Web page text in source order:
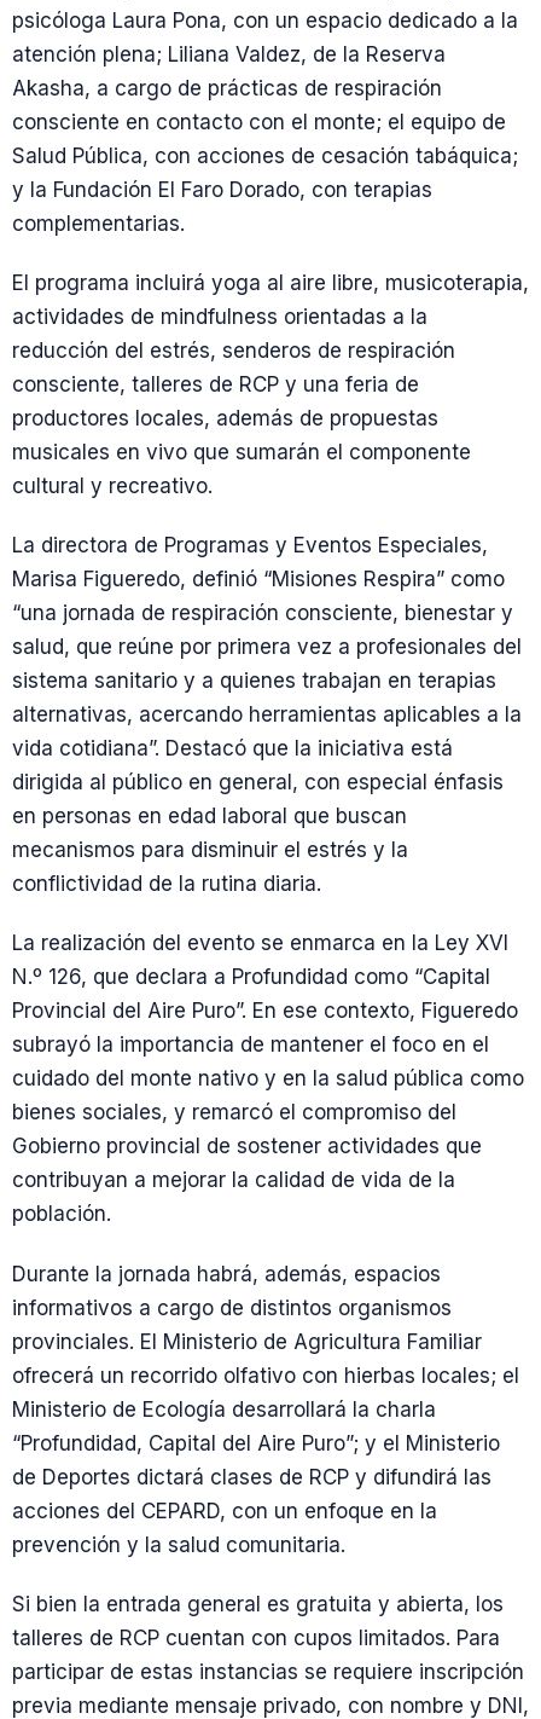
psicóloga Laura Pona, con un espacio dedicado a la
atención plena; Liliana Valdez, de la Reserva
Akasha, a cargo de prácticas de respiración
consciente en contacto con el monte; el equipo de
Salud Pública, con acciones de cesación tabáquica;
y la Fundación El Faro Dorado, con terapias
complementarias.
El programa incluirá yoga al aire libre, musicoterapia,
actividades de mindfulness orientadas a la
reducción del estrés, senderos de respiración
consciente, talleres de RCP y una feria de
productores locales, además de propuestas
musicales en vivo que sumarán el componente
cultural y recreativo.
La directora de Programas y Eventos Especiales,
Marisa Figueredo, definió “Misiones Respira” como
“una jornada de respiración consciente, bienestar y
salud, que reúne por primera vez a profesionales del
sistema sanitario y a quienes trabajan en terapias
alternativas, acercando herramientas aplicables a la
vida cotidiana”. Destacó que la iniciativa está
dirigida al público en general, con especial énfasis
en personas en edad laboral que buscan
mecanismos para disminuir el estrés y la
conflictividad de la rutina diaria.
La realización del evento se enmarca en la Ley XVI
N.º 126, que declara a Profundidad como “Capital
Provincial del Aire Puro”. En ese contexto, Figueredo
subrayó la importancia de mantener el foco en el
cuidado del monte nativo y en la salud pública como
bienes sociales, y remarcó el compromiso del
Gobierno provincial de sostener actividades que
contribuyan a mejorar la calidad de vida de la
población.
Durante la jornada habrá, además, espacios
informativos a cargo de distintos organismos
provinciales. El Ministerio de Agricultura Familiar
ofrecerá un recorrido olfativo con hierbas locales; el
Ministerio de Ecología desarrollará la charla
“Profundidad, Capital del Aire Puro”; y el Ministerio
de Deportes dictará clases de RCP y difundirá las
acciones del CEPARD, con un enfoque en la
prevención y la salud comunitaria.
Si bien la entrada general es gratuita y abierta, los
talleres de RCP cuentan con cupos limitados. Para
participar de estas instancias se requiere inscripción
previa mediante mensaje privado, con nombre y DNI,